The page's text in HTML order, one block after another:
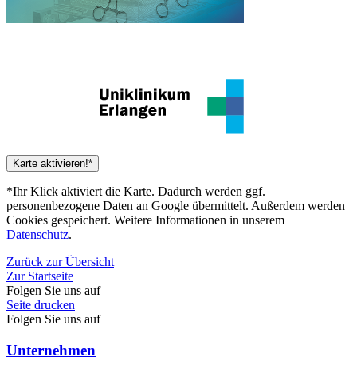
Karte aktivieren!*
*Ihr Klick aktiviert die Karte. Dadurch werden ggf.
personenbezogene Daten an Google übermittelt. Außerdem werden
Cookies gespeichert. Weitere Informationen in unserem
Datenschutz.
Zurück zur Übersicht
Zur Startseite
Folgen Sie uns auf
Seite drucken
Folgen Sie uns auf
Unternehmen